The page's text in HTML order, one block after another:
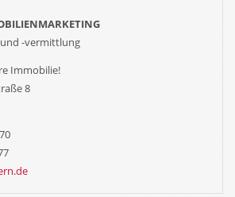
-vermittlung
Immobilie!
8